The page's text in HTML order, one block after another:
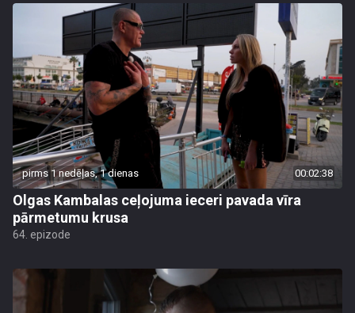
pirms 1 nedēļas, 1 dienas 00:02:38
Olgas Kambalas ceļojuma ieceri pavada vīra
pārmetumu krusa
64. epizode